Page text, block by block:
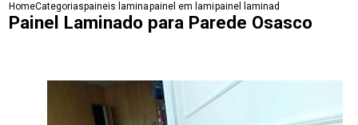
HomeCategoriaspaineis laminadospainel em laminadopainel laminado para parede
Painel Laminado para Parede Osasco